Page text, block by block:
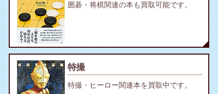
囲碁・将棋関連の本も買取可能です。
特撮
特撮・ヒーロー関連本を買取中です。